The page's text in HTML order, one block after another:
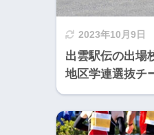
2023年10月9日
出雲駅伝の出場
地区学連選抜チ